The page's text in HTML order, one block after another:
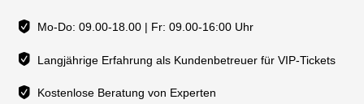
Mo-Do: 09.00-18.00 | Fr: 09.00-16:00 Uhr
Langjährige Erfahrung als Kundenbetreuer für VIP-Tickets
Kostenlose Beratung von Experten